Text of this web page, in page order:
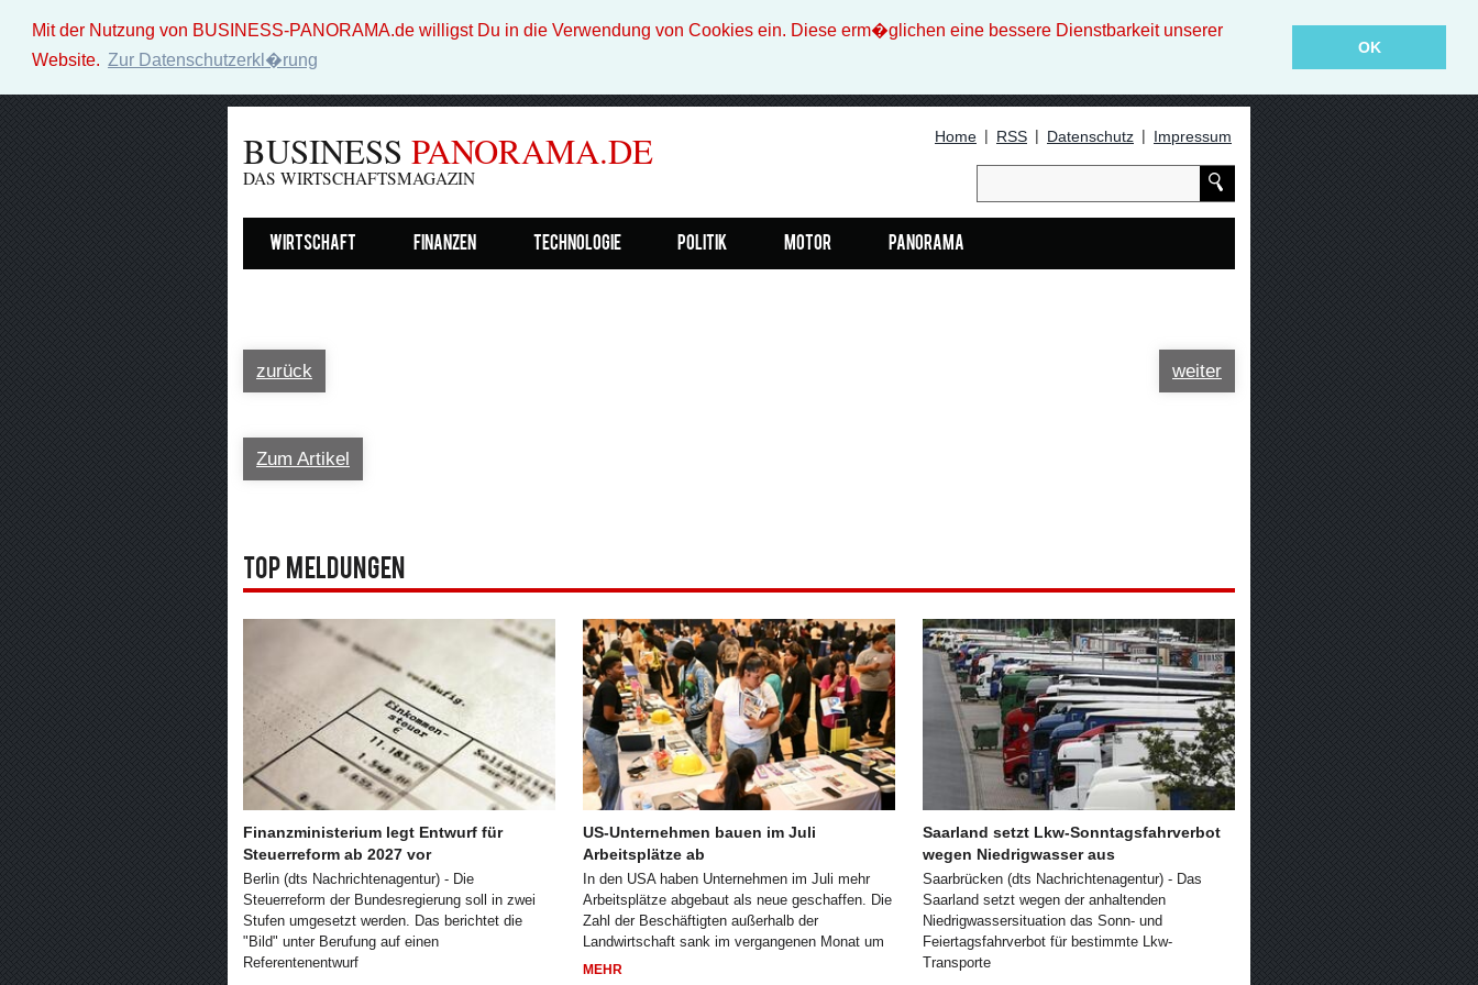
Mit der Nutzung von BUSINESS-PANORAMA.de willigst Du in die Verwendung von Cookies ein. Diese erm�glichen eine bessere Dienstbarkeit unserer
Website. Zur Datenschutzerkl�rung
OK
BUSINESS PANORAMA.DE
DAS WIRTSCHAFTSMAGAZIN
Home | RSS | Datenschutz | Impressum
Wirtschaft Finanzen Technologie Politik Motor Panorama
zurück weiter
Zum Artikel
Top Meldungen
Finanzministerium legt Entwurf für
Steuerreform ab 2027 vor
Berlin (dts Nachrichtenagentur) - Die
Steuerreform der Bundesregierung soll in zwei
Stufen umgesetzt werden. Das berichtet die
"Bild" unter Berufung auf einen
Referentenentwurf
US-Unternehmen bauen im Juli
Arbeitsplätze ab
In den USA haben Unternehmen im Juli mehr
Arbeitsplätze abgebaut als neue geschaffen. Die
Zahl der Beschäftigten außerhalb der
Landwirtschaft sank im vergangenen Monat um
MEHR
Saarland setzt Lkw-Sonntagsfahrverbot
wegen Niedrigwasser aus
Saarbrücken (dts Nachrichtenagentur) - Das
Saarland setzt wegen der anhaltenden
Niedrigwassersituation das Sonn- und
Feiertagsfahrverbot für bestimmte Lkw-
Transporte